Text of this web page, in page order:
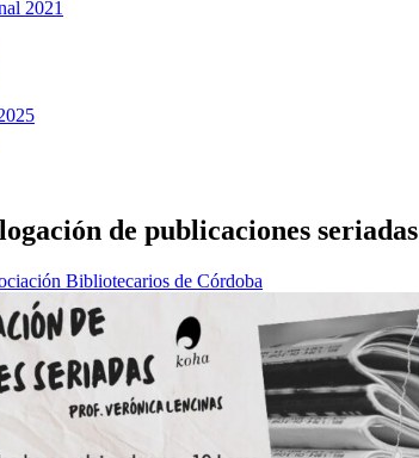
2021
de publicaciones seriadas
Bibliotecarios de Córdoba